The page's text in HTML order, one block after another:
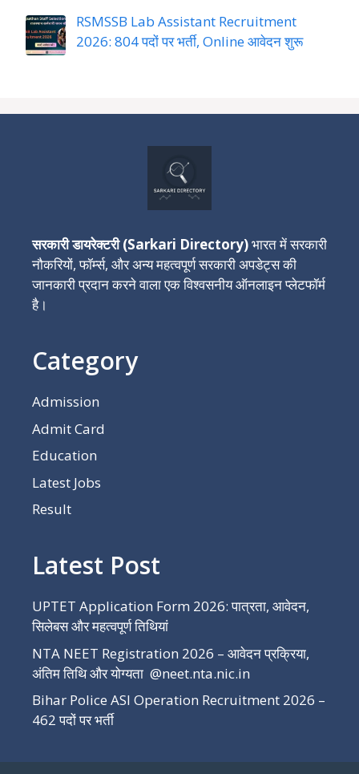
RSMSSB Lab Assistant Recruitment
2026: 804 पदों पर भर्ती, Online आवेदन शुरू
सरकारी डायरेक्टरी (Sarkari Directory)भारत में सरकारी
नौकरियों, फॉर्म्स, और अन्य महत्वपूर्ण सरकारी अपडेट्स की
जानकारी प्रदान करने वाला एक विश्वसनीय ऑनलाइन प्लेटफॉर्म
है।
Category
Admission
Admit Card
Education
Latest Jobs
Result
Latest Post
UPTET Application Form 2026: पात्रता, आवेदन,
सिलेबस और महत्वपूर्ण तिथियां
NTA NEET Registration 2026 – आवेदन प्रक्रिया,
अंतिम तिथि और योग्यता @neet.nta.nic.in
Bihar Police ASI Operation Recruitment 2026 –
462 पदों पर भर्ती